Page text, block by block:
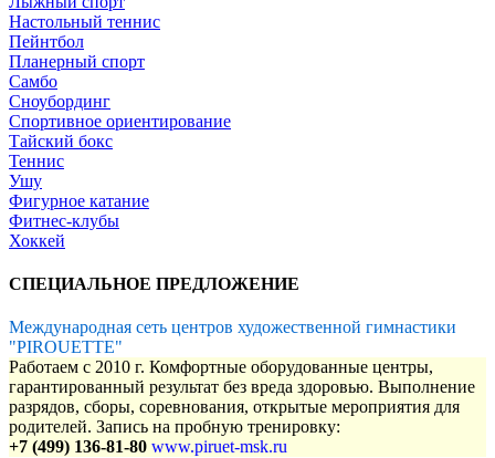
Настольный теннис
Пейнтбол
Планерный спорт
Самбо
Сноубординг
Спортивное ориентирование
Тайский бокс
Теннис
Ушу
Фигурное катание
Фитнес-клубы
Хоккей
СПЕЦИАЛЬНОЕ ПРЕДЛОЖЕНИЕ
Международная сеть центров художественной гимнастики
"PIROUETTE"
Работаем с 2010 г. Комфортные оборудованные центры,
гарантированный результат без вреда здоровью. Выполнение
разрядов, сборы, соревнования, открытые мероприятия для
родителей. Запись на пробную тренировку:
+7 (499) 136-81-80 www.piruet-msk.ru